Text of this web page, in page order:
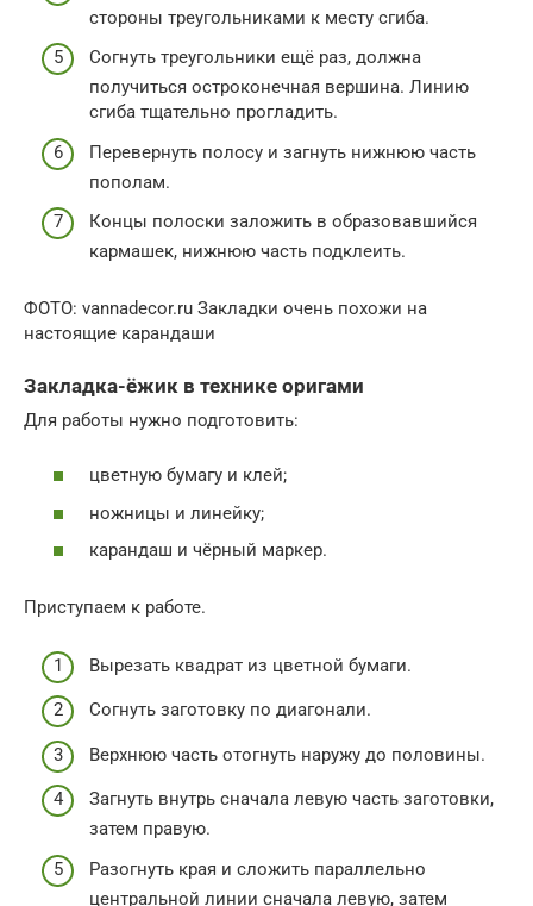
стороны треугольниками к месту сгиба.
Согнуть треугольники ещё раз, должна
получиться остроконечная вершина. Линию
сгиба тщательно прогладить.
Перевернуть полосу и загнуть нижнюю часть
пополам.
Концы полоски заложить в образовавшийся
кармашек, нижнюю часть подклеить.
ФОТО: vannadecor.ru Закладки очень похожи на
настоящие карандаши
Закладка-ёжик в технике оригами
Для работы нужно подготовить:
цветную бумагу и клей;
ножницы и линейку;
карандаш и чёрный маркер.
Приступаем к работе.
Вырезать квадрат из цветной бумаги.
Согнуть заготовку по диагонали.
Верхнюю часть отогнуть наружу до половины.
Загнуть внутрь сначала левую часть заготовки,
затем правую.
Разогнуть края и сложить параллельно
центральной линии сначала левую, затем